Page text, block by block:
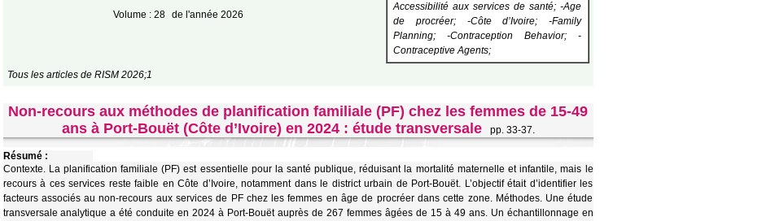
Accessibilité aux services de santé; -Age
de procréer; -Côte d’Ivoire; -Family
Planning; -Contraception Behavior; -
Contraceptive Agents;
Volume : 28 de l'année 2026
Tous les articles de RISM 2026;1
Non-recours aux méthodes de planification familiale (PF) chez les femmes de 15-49
ans à Port-Bouët (Côte d’Ivoire) en 2024 : étude transversale
pp. 33-37.
Résumé :
Contexte. La planification familiale (PF) est essentielle pour la santé publique, réduisant la mortalité maternelle et infantile, mais le
recours à ces services reste faible en Côte d’Ivoire, notamment dans le district urbain de Port-Bouët. L’objectif était d’identifier les
facteurs associés au non-recours aux services de PF chez les femmes en âge de procréer dans cette zone. Méthodes. Une étude
transversale analytique a été conduite en 2024 à Port-Bouët auprès de 267 femmes âgées de 15 à 49 ans. Un échantillonnage en